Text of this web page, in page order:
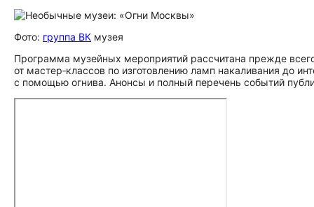
Фото: группа ВК музея
Программа музейных мероприятий рассчитана прежде
от мастер‑классов по изготовлению ламп накаливания до
с помощью огнива. Анонсы и полный перечень событий